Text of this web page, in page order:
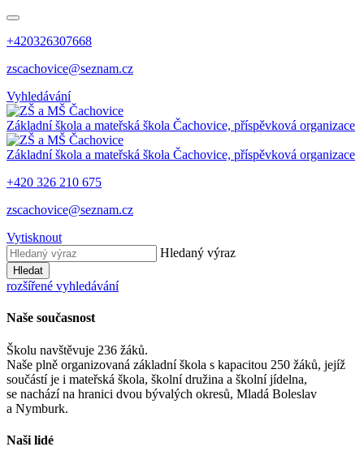
+420326307668
zscachovice@seznam.cz
Vyhledávání
Základní škola a mateřská škola Čachovice, příspěvková organizace
Základní škola a mateřská škola Čachovice, příspěvková organizace
+420 326 210 675
zscachovice@seznam.cz
Vytisknout
Hledaný výraz
Hledat
rozšířené vyhledávání
Naše současnost
Školu navštěvuje 236 žáků.
Naše plně organizovaná základní škola s kapacitou 250 žáků, jejíž
součástí je i mateřská škola, školní družina a školní jídelna,
se nachází na hranici dvou bývalých okresů, Mladá Boleslav
a Nymburk.
Naši lidé